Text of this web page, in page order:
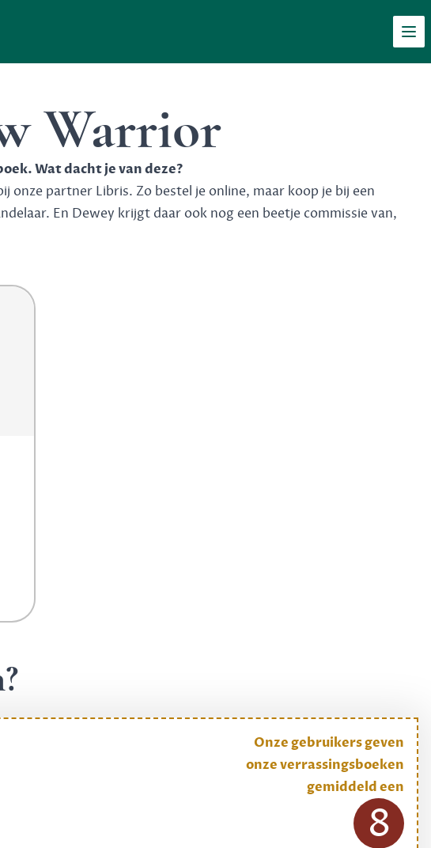
Warrior
Wat dacht je van deze?
partner Libris. Zo bestel je online, maar koop je bij een
En Dewey krijgt daar ook nog een beetje commissie van,
Onze gebruikers geven
onze verrassingsboeken
gemiddeld een
8